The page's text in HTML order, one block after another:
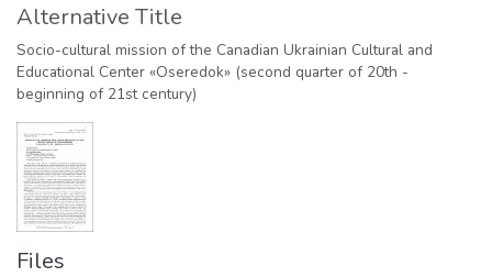
Alternative Title
Socio-cultural mission of the Canadian Ukrainian Cultural and
Educational Center «Oseredok» (second quarter of 20th -
beginning of 21st century)
Files